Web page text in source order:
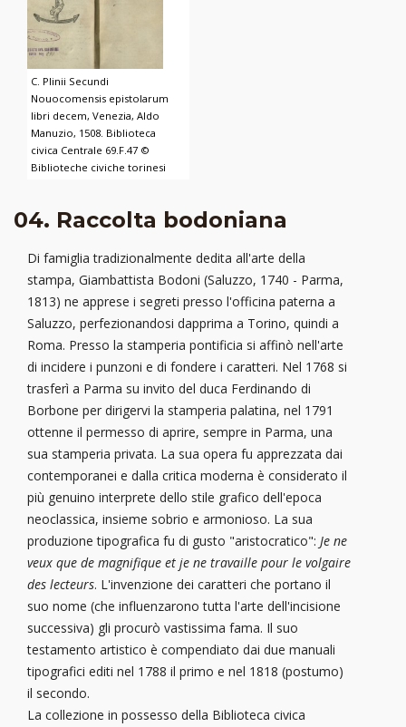
C. Plinii Secundi
Nouocomensis epistolarum
libri decem, Venezia, Aldo
Manuzio, 1508. Biblioteca
civica Centrale 69.F.47 ©
Biblioteche civiche torinesi
04. Raccolta bodoniana
Di famiglia tradizionalmente dedita all'arte della
stampa, Giambattista Bodoni (Saluzzo, 1740 - Parma,
1813) ne apprese i segreti presso l'officina paterna a
Saluzzo, perfezionandosi dapprima a Torino, quindi a
Roma. Presso la stamperia pontificia si affinò nell'arte
di incidere i punzoni e di fondere i caratteri. Nel 1768 si
trasferì a Parma su invito del duca Ferdinando di
Borbone per dirigervi la stamperia palatina, nel 1791
ottenne il permesso di aprire, sempre in Parma, una
sua stamperia privata. La sua opera fu apprezzata dai
contemporanei e dalla critica moderna è considerato il
più genuino interprete dello stile grafico dell'epoca
neoclassica, insieme sobrio e armonioso. La sua
produzione tipografica fu di gusto "aristocratico": Je ne
veux que de magnifique et je ne travaille pour le volgaire
des lecteurs. L'invenzione dei caratteri che portano il
suo nome (che influenzarono tutta l'arte dell'incisione
successiva) gli procurò vastissima fama. Il suo
testamento artistico è compendiato dai due manuali
tipografici editi nel 1788 il primo e nel 1818 (postumo)
il secondo.
La collezione in possesso della Biblioteca civica